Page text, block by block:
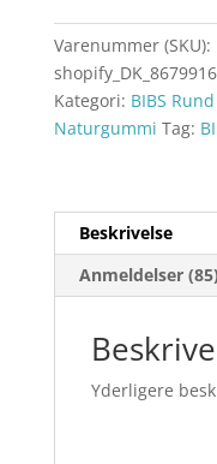
Varenummer (SKU):
Kategori: BIBS
Naturgummi Tag:
Beskrivelse
Anmeldelser (85)
Yderligere